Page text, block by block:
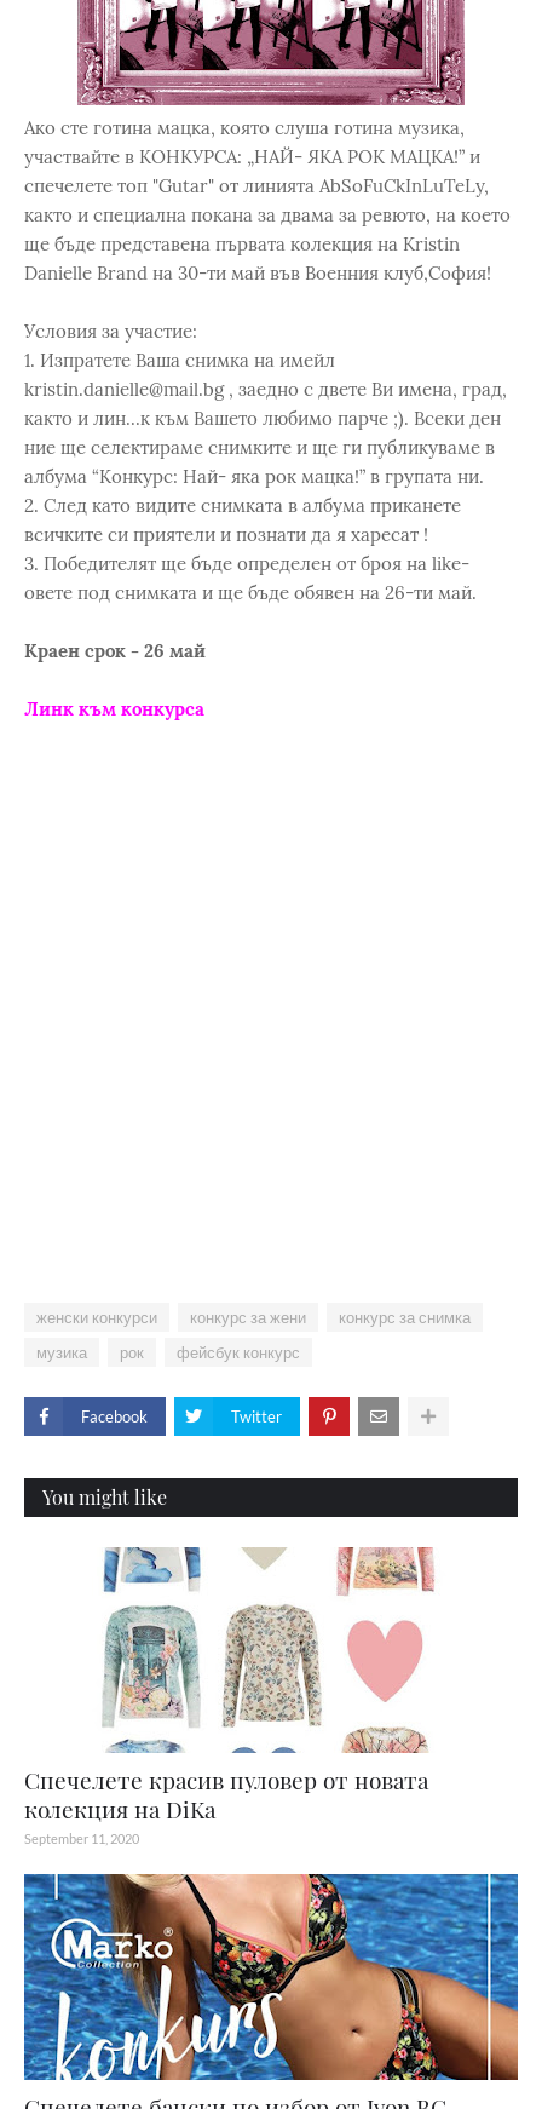
Ако сте готина мацка, която слуша готина музика,
участвайте в КОНКУРСА: „НАЙ- ЯКА РОК МАЦКА!” и
спечелете топ "Gutar" от линията AbSoFuCkInLuTeLy,
както и специална покана за двама за ревюто, на което
ще бъде представена първата колекция на Kristin
Danielle Brand на 30-ти май във Военния клуб,София!
Условия за участие:
1. Изпратете Ваша снимка на имейл
kristin.danielle@mail.bg , заедно с двете Ви имена, град,
както и лин...к към Вашето любимо парче ;). Всеки ден
ние ще селектираме снимките и ще ги публикуваме в
албума “Конкурс: Най- яка рок мацка!” в групата ни.
2. След като видите снимката в албума приканете
всичките си приятели и познати да я харесат !
3. Победителят ще бъде определен от броя на like-
овете под снимката и ще бъде обявен на 26-ти май.
Краен срок - 26 май
Линк към конкурса
женски конкурси конкурс за жени
конкурс за снимка
музика
рок фейсбук конкурс
Facebook Twitter
You might like
Спечелете красив пуловер от новата
колекция на DiKa
September 11, 2020